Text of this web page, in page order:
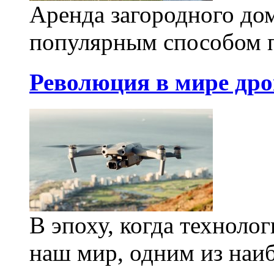
Аренда загородного
популярным способом
Революция в мире
В эпоху, когда
наш мир, одним из